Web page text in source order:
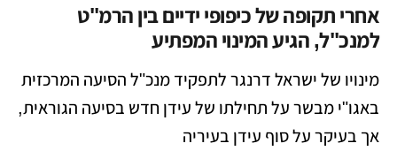
אחרי תקופה של כיפופי ידיים בין הרמ"ט
למנכ"ל, הגיע המינוי המפתיע
מינויו של ישראל דרנגר לתפקיד מנכ"ל הסיעה המרכזית
באגו"י מבשר על תחילתו של עידן חדש בסיעה הגוראית,
אך בעיקר על סוף עידן בעיריה